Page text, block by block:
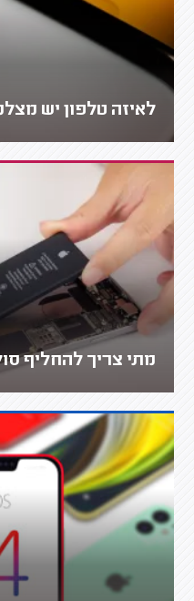
לאיזה טלפון יש
מתי צריך להחליף